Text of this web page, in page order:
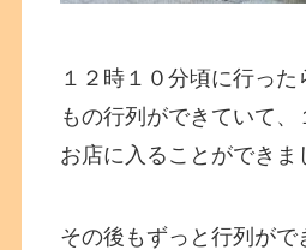
１２時１０分頃に行った
もの行列ができていて、
お店に入ることができま
その後もずっと行列が